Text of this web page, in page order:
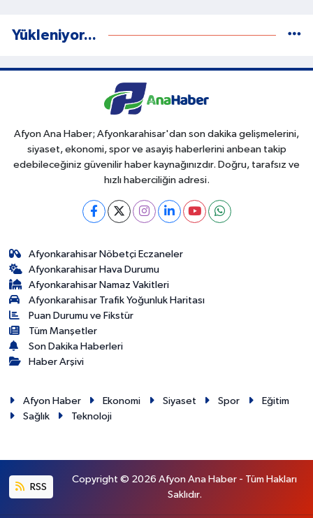
Yükleniyor...
Afyon Ana Haber; Afyonkarahisar'dan son dakika gelişmelerini,
siyaset, ekonomi, spor ve asayiş haberlerini anbean takip
edebileceğiniz güvenilir haber kaynağınızdır. Doğru, tarafsız ve
hızlı haberciliğin adresi.
Afyonkarahisar Nöbetçi Eczaneler
Afyonkarahisar Hava Durumu
Afyonkarahisar Namaz Vakitleri
Afyonkarahisar Trafik Yoğunluk Haritası
Puan Durumu ve Fikstür
Tüm Manşetler
Son Dakika Haberleri
Haber Arşivi
Afyon Haber Ekonomi Siyaset Spor
Eğitim
Sağlık
Teknoloji
RSS
Copyright © 2026 Afyon Ana Haber - Tüm Hakları
Saklıdır.